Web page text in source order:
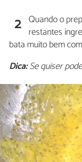
2 Quando o
restantes
bata muito bem
Dica:Se quiser